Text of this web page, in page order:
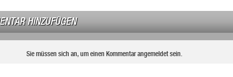
HINZUFÜGEN
Sie müssen sich an, um einen Kommentar angemeldet sein.